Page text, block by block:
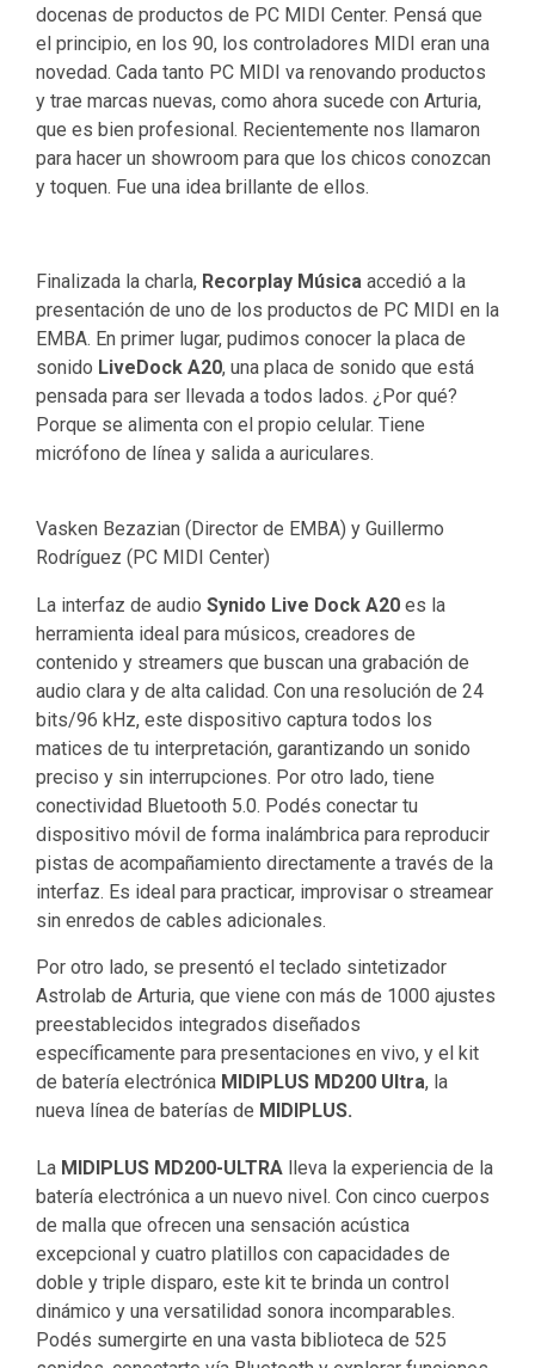
docenas de productos de PC MIDI Center. Pensá que
el principio, en los 90, los controladores MIDI eran una
novedad. Cada tanto PC MIDI va renovando productos
y trae marcas nuevas, como ahora sucede con Arturia,
que es bien profesional. Recientemente nos llamaron
para hacer un showroom para que los chicos conozcan
y toquen. Fue una idea brillante de ellos.
Finalizada la charla, Recorplay Música accedió a la
presentación de uno de los productos de PC MIDI en la
EMBA. En primer lugar, pudimos conocer la placa de
sonido LiveDock A20, una placa de sonido que está
pensada para ser llevada a todos lados. ¿Por qué?
Porque se alimenta con el propio celular. Tiene
micrófono de línea y salida a auriculares.
Vasken Bezazian (Director de EMBA) y Guillermo
Rodríguez (PC MIDI Center)
La interfaz de audio Synido Live Dock A20 es la
herramienta ideal para músicos, creadores de
contenido y streamers que buscan una grabación de
audio clara y de alta calidad. Con una resolución de 24
bits/96 kHz, este dispositivo captura todos los
matices de tu interpretación, garantizando un sonido
preciso y sin interrupciones. Por otro lado, tiene
conectividad Bluetooth 5.0. Podés conectar tu
dispositivo móvil de forma inalámbrica para reproducir
pistas de acompañamiento directamente a través de la
interfaz. Es ideal para practicar, improvisar o streamear
sin enredos de cables adicionales.
Por otro lado, se presentó el teclado sintetizador
Astrolab de Arturia, que viene con más de 1000 ajustes
preestablecidos integrados diseñados
específicamente para presentaciones en vivo, y el kit
de batería electrónica MIDIPLUS MD200 Ultra, la
nueva línea de baterías de MIDIPLUS.
La MIDIPLUS MD200-ULTRA lleva la experiencia de la
batería electrónica a un nuevo nivel. Con cinco cuerpos
de malla que ofrecen una sensación acústica
excepcional y cuatro platillos con capacidades de
doble y triple disparo, este kit te brinda un control
dinámico y una versatilidad sonora incomparables.
Podés sumergirte en una vasta biblioteca de 525